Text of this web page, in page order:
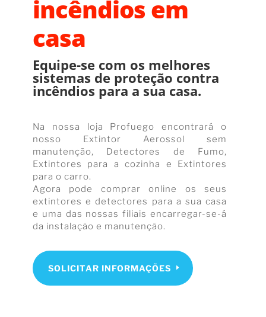
incêndios em
casa
Equipe-se com os melhores
sistemas de proteção contra
incêndios para a sua casa.
Na nossa loja Profuego encontrará o
nosso Extintor Aerossol sem
manutenção, Detectores de Fumo,
Extintores para a cozinha e Extintores
para o carro.
Agora pode comprar online os seus
extintores e detectores para a sua casa
e uma das nossas filiais encarregar-se-á
da instalação e manutenção.
SOLICITAR INFORMAÇÕES